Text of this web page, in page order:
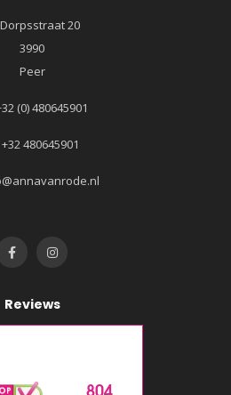
Dorpsstraat 20
3990
Peer
(0) 480645901
+32 480645901
Reviews